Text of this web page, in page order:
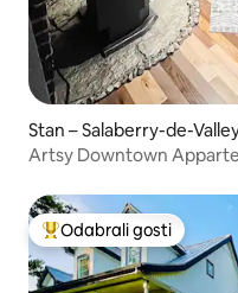
Stan – Salaberry-de-
Artsy Downtown
Među najviše
Odabrali gosti